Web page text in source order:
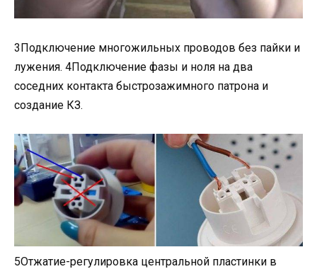
3Подключение многожильных проводов без пайки и
лужения. 4Подключение фазы и ноля на два
соседних контакта быстрозажимного патрона и
создание КЗ.
5Отжатие-регулировка центральной пластинки в